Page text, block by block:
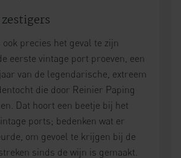
precies het geval te zijn
eerste vintage port proeven, een
van de legendarische, extreem
die door Reinier Paping
Dat hoort een beetje bij het
ports; bedenken wat er
om gevoel te krijgen bij de
sinds de wijn is gemaakt.